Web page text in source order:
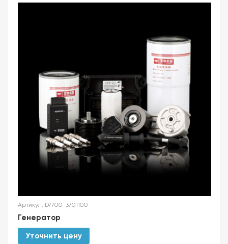
Артикул: D7700-3701100
Генератор
Уточнить цену